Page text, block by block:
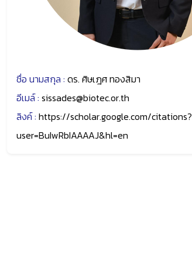
ชื่อ นามสกุล : ดร. ศิษเฎศ ทองสิมา
อีเมล์ : sissades@biotec.or.th
ลิงค์ : https://scholar.google.com/citations?
user=BuIwRbIAAAAJ&hl=en